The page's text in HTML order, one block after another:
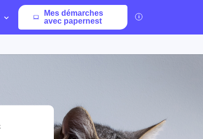
Mes démarches
avec papernest